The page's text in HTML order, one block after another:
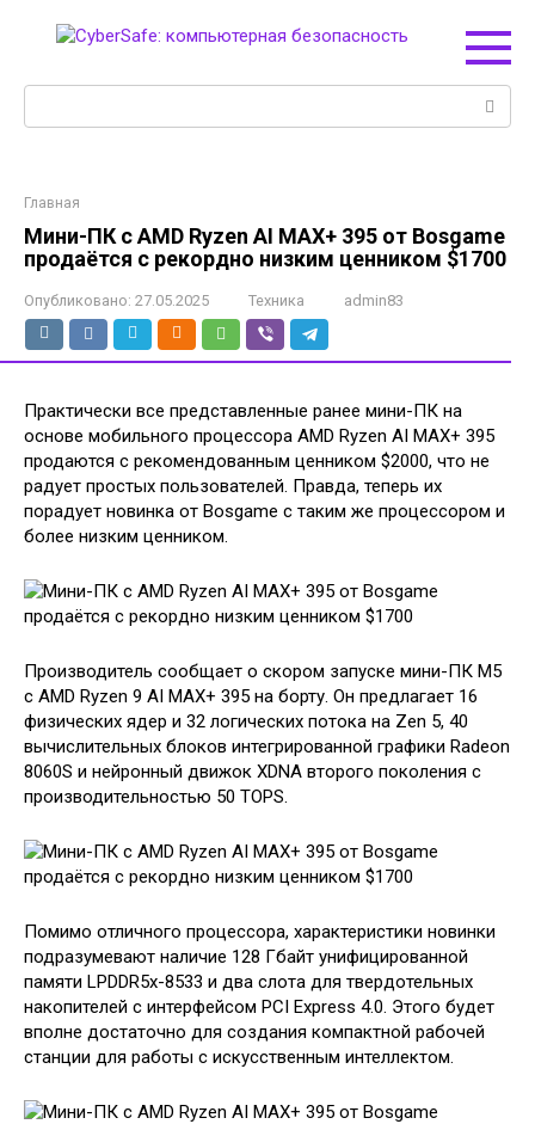
Главная
Мини-ПК с AMD Ryzen AI MAX+ 395 от Bosgame
продаётся с рекордно низким ценником $1700
Опубликовано: 27.05.2025 Техника admin83
Практически все представленные ранее мини-ПК на
основе мобильного процессора AMD Ryzen AI MAX+ 395
продаются с рекомендованным ценником $2000, что не
радует простых пользователей. Правда, теперь их
порадует новинка от Bosgame с таким же процессором и
более низким ценником.
Производитель сообщает о скором запуске мини-ПК M5
с AMD Ryzen 9 AI MAX+ 395 на борту. Он предлагает 16
физических ядер и 32 логических потока на Zen 5, 40
вычислительных блоков интегрированной графики Radeon
8060S и нейронный движок XDNA второго поколения с
производительностью 50 TOPS.
Помимо отличного процессора, характеристики новинки
подразумевают наличие 128 Гбайт унифицированной
памяти LPDDR5x-8533 и два слота для твердотельных
накопителей с интерфейсом PCI Express 4.0. Этого будет
вполне достаточно для создания компактной рабочей
станции для работы с искусственным интеллектом.